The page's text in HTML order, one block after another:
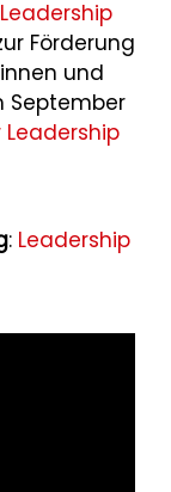
Förderung
und
September
: Leadership